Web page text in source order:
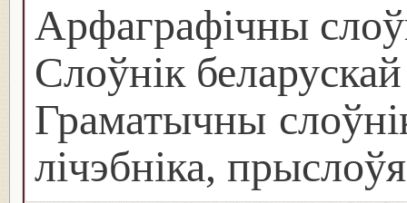
Арфаграфічны
Слоўнік
Граматычны
лічэбніка, прыслоўя